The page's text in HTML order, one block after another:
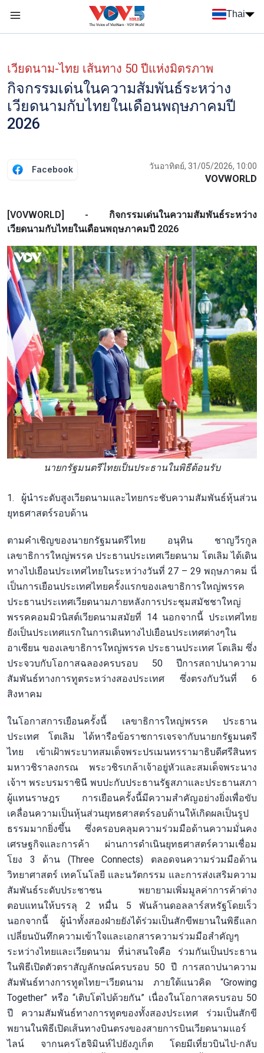
Thai
เวียดนาม-ไทย เส้นทาง 50 ปีแห่งมิตรภาพ
กิจกรรมเด่นในความสัมพันธ์ระหว่าง
เวียดนามกับไทยในเดือนพฤษภาคมปี
2026
Facebook วันอาทิตย์, 31/05/2026, 10:00
VOVWORLD
[VOVWORLD] - กิจกรรมเด่นในความสัมพันธ์ระหว่าง
เวียดนามกับไทยในเดือนพฤษภาคมปี 2026
นายกรัฐมนตรีไทยเป็นประธานในพิธีต้อนรับ
1. ผู้นำระดับสูงเวียดนามและไทยกระชับความสัมพันธ์หุ้นส่วน
ยุทธศาสตร์รอบด้าน
ตามคำเชิญของนายกรัฐมนตรีไทย อนุทิน ชาญวีรกูล
เลขาธิการใหญ่พรรค ประธานประเทศเวียดนาม โตเลิม ได้เดิน
ทางไปเยือนประเทศไทยในระหว่างวันที่ 27 – 29 พฤษภาคม นี่
เป็นการเยือนประเทศไทยครั้งแรกของเลขาธิการใหญ่พรรค
ประธานประเทศเวียดนามภายหลังการประชุมสมัชชาใหญ่
พรรคคอมมิวนิสต์เวียดนามสมัยที่ 14 นอกจากนี้ ประเทศไทย
ยังเป็นประเทศแรกในการเดินทางไปเยือนประเทศต่างๆใน
อาเซียน ของเลขาธิการใหญ่พรรค ประธานประเทศ โตเลิม ซึ่ง
ประจวบกับโอกาสฉลองครบรอบ 50 ปีการสถาปนาความ
สัมพันธ์ทางการทูตระหว่างสองประเทศ ซึ่งตรงกับวันที่ 6
สิงหาคม
ในโอกาสการเยือนครั้งนี้ เลขาธิการใหญ่พรรค ประธาน
ประเทศ โตเลิม ได้หารือข้อราชการเจรจากับนายกรัฐมนตรี
ไทย เข้าเฝ้าพระบาทสมเด็จพระปรเมนทรรามาธิบดีศรีสินทร
มหาวชิราลงกรณ พระวชิรเกล้าเจ้าอยู่หัวและสมเด็จพระนาง
เจ้าฯ พระบรมราชินี พบปะกับประธานรัฐสภาและประธานสภา
ผู้แทนราษฎร การเยือนครั้งนี้มีความสำคัญอย่างยิ่งเพื่อขับ
เคลื่อนความเป็นหุ้นส่วนยุทธศาสตร์รอบด้านให้เกิดผลเป็นรูป
ธรรมมากยิ่งขึ้น ซึ่งครอบคลุมความร่วมมือด้านความมั่นคง
เศรษฐกิจและการค้า ผ่านการดำเนินยุทธศาสตร์ความเชื่อม
โยง 3 ด้าน (Three Connects) ตลอดจนความร่วมมือด้าน
วิทยาศาสตร์ เทคโนโลยี และนวัตกรรม และการส่งเสริมความ
สัมพันธ์ระดับประชาชน พยายามเพิ่มมูลค่าการค้าต่าง
ตอบแทนให้บรรลุ 2 หมื่น 5 พันล้านดอลลาร์สหรัฐโดยเร็ว
นอกจากนี้ ผู้นำทั้งสองฝ่ายยังได้ร่วมเป็นสักขีพยานในพิธีแลก
เปลี่ยนบันทึกความเข้าใจและเอกสารความร่วมมือสำคัญๆ
ระหว่างไทยและเวียดนาม ที่น่าสนใจคือ ร่วมกันเป็นประธาน
ในพิธีเปิดตัวตราสัญลักษณ์ครบรอบ 50 ปี การสถาปนาความ
สัมพันธ์ทางการทูตไทย–เวียดนาม ภายใต้แนวคิด “Growing
Together” หรือ “เติบโตไปด้วยกัน” เนื่องในโอกาสครบรอบ 50
ปี ความสัมพันธ์ทางการทูตของทั้งสองประเทศ ร่วมเป็นสักขี
พยานในพิธีเปิดเส้นทางบินตรงของสายการบินเวียดนามแอร์
ไลน์ จากนครโฮจิมินห์ไปยังภูเก็ต โดยมีเที่ยวบินไป-กลับ